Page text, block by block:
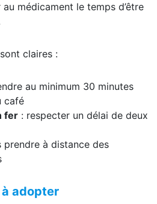
médicament le temps d’être
claires :
au minimum 30 minutes
café
fer : respecter un délai de deux
prendre à distance des
adopter